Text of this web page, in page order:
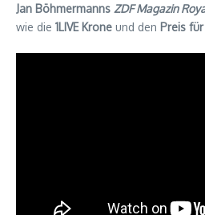
Jan Böhmermanns ZDF Magazin
wie die 1LIVE Krone und den Preis